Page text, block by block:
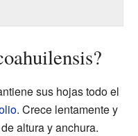
sus hojas todo el
. Crece lentamente y
altura y anchura.